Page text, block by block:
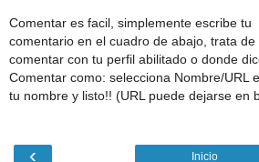
Comentar es facil, simplemente escribe tu
comentario en el cuadro de abajo, trata de
comentar con tu perfil abilitado o donde
Comentar como: selecciona Nombre/URL
tu nombre y listo!! (URL puede dejarse en
‹ Inicio